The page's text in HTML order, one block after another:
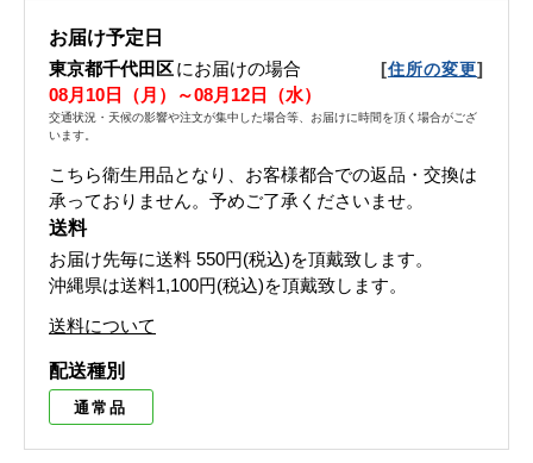
お届け予定日
東京都千代田区にお届けの場合 [住所の変更]
08月10日（月）～08月12日（水）
交通状況・天候の影響や注文が集中した場合等、お届けに時間を頂く場合がござ
います。
こちら衛生用品となり、お客様都合での返品・交換は
承っておりません。予めご了承くださいませ。
送料
お届け先毎に送料 550円(税込)を頂戴致します。
沖縄県は送料1,100円(税込)を頂戴致します。
送料について
配送種別
通常品